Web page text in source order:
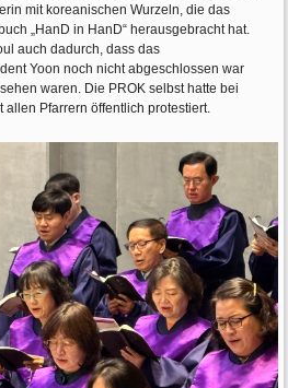
mit koreanischen Wurzeln, die das
„HanD in HanD“ herausgebracht hat.
auch dadurch, dass das
Yoon noch nicht abgeschlossen war
waren. Die PROK selbst hatte bei
allen Pfarrern öffentlich protestiert.